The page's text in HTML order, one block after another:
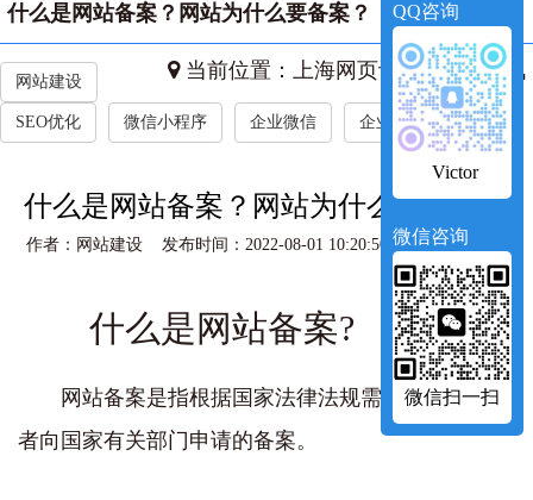
什么是网站备案？网站为什么要备案？
当前位置： 上海网页设计->新闻资讯
网站建设
SEO优化 微信小程序 企业微信 企业新闻
什么是网站备案？网站为什么要备案？
作者：网站建设 发布时间：2022-08-01 10:20:50 访问量：1001
什么是网站备案?
网站备案是指根据国家法律法规需要网站的开办
者向国家有关部门申请的备案。
QQ咨询
Victor
微信咨询
微信扫一扫